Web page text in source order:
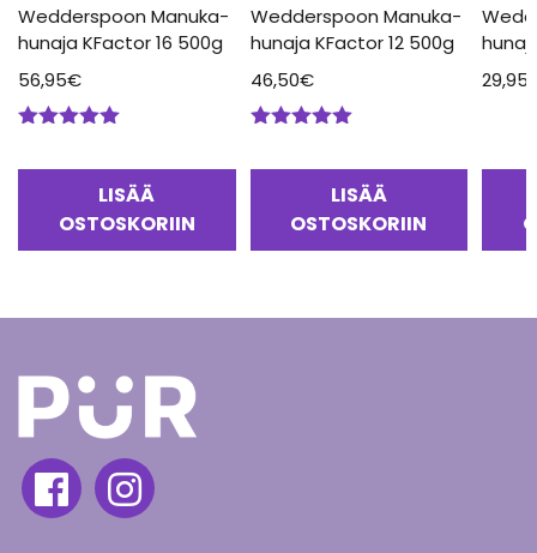
Wedderspoon Manuka-
hunaja KFactor 16 500g
56,95€
LISÄÄ
OSTOSKORIIN
Wedderspoon Manuka-
hunaja KFactor 12 500g
46,50€
LISÄÄ
OSTOSKORIIN
29,95